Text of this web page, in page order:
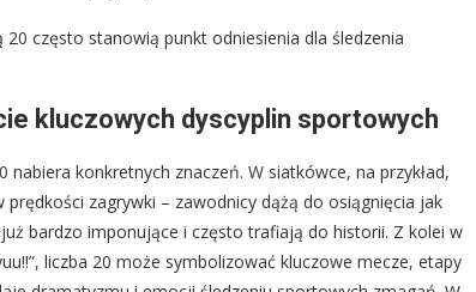
często stanowią punkt odniesienia dla śledzenia
kluczowych dyscyplin sportowych
konkretnych znaczeń. W siatkówce, na przykład,
zagrywki – zawodnicy dążą do osiągnięcia jak
bardzo imponujące i często trafiają do historii. Z kolei w
liczba 20 może symbolizować kluczowe mecze, etapy